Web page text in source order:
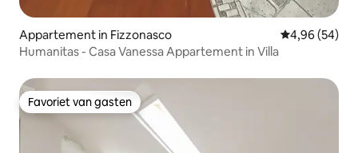
Appartement in Fizzonasco Gemiddelde
4,96 (54)
Humanitas - Casa Vanessa Appartement in Villa
Favoriet van gasten
Favoriet van gasten